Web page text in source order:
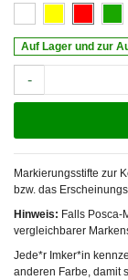
Auf Lager und zur
-
Markierungsstifte zur
bzw. das
Hinweis: Falls Posca-
vergleichbarer
Jede*r Imker*in
anderen Farbe, damit